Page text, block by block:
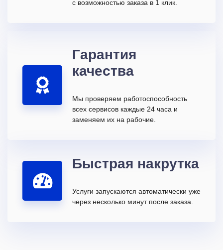
с возможностью заказа в 1 клик.
Гарантия
качества
Мы проверяем работоспособность
всех сервисов каждые 24 часа и
заменяем их на рабочие.
Быстрая накрутка
Услуги запускаются автоматически уже
через несколько минут после заказа.